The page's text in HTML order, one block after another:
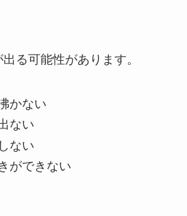
る可能性があります。
かない
ない
ない
ができない